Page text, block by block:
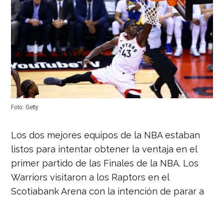
Foto: Getty
Los dos mejores equipos de la NBA estaban
listos para intentar obtener la ventaja en el
primer partido de las Finales de la NBA. Los
Warriors visitaron a los Raptors en el
Scotiabank Arena con la intención de parar a